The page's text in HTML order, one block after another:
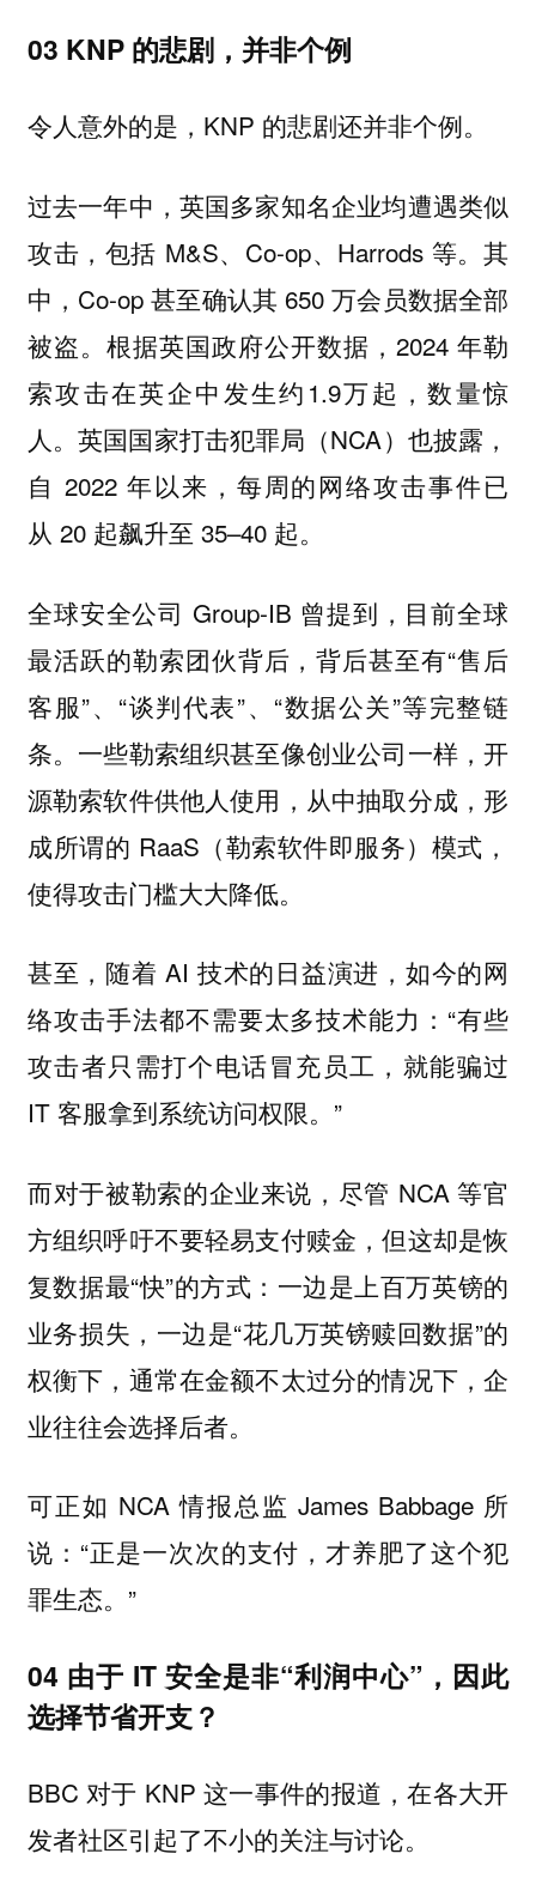
03 KNP 的悲剧，并非个例
令人意外的是，KNP 的悲剧还并非个例。
过去一年中，英国多家知名企业均遭遇类似
攻击，包括 M&S、Co-op、Harrods 等。其
中，Co-op 甚至确认其 650 万会员数据全部
被盗。根据英国政府公开数据，2024 年勒
索攻击在英企中发生约1.9万起，数量惊
人。英国国家打击犯罪局（NCA）也披露，
自 2022 年以来，每周的网络攻击事件已
从 20 起飙升至 35–40 起。
全球安全公司 Group-IB 曾提到，目前全球
最活跃的勒索团伙背后，背后甚至有“售后
客服”、“谈判代表”、“数据公关”等完整链
条。一些勒索组织甚至像创业公司一样，开
源勒索软件供他人使用，从中抽取分成，形
成所谓的 RaaS（勒索软件即服务）模式，
使得攻击门槛大大降低。
甚至，随着 AI 技术的日益演进，如今的网
络攻击手法都不需要太多技术能力：“有些
攻击者只需打个电话冒充员工，就能骗过
IT 客服拿到系统访问权限。”
而对于被勒索的企业来说，尽管 NCA 等官
方组织呼吁不要轻易支付赎金，但这却是恢
复数据最“快”的方式：一边是上百万英镑的
业务损失，一边是“花几万英镑赎回数据”的
权衡下，通常在金额不太过分的情况下，企
业往往会选择后者。
可正如 NCA 情报总监 James Babbage 所
说：“正是一次次的支付，才养肥了这个犯
罪生态。”
04 由于 IT 安全是非“利润中心”，因此
选择节省开支？
BBC 对于 KNP 这一事件的报道，在各大开
发者社区引起了不小的关注与讨论。